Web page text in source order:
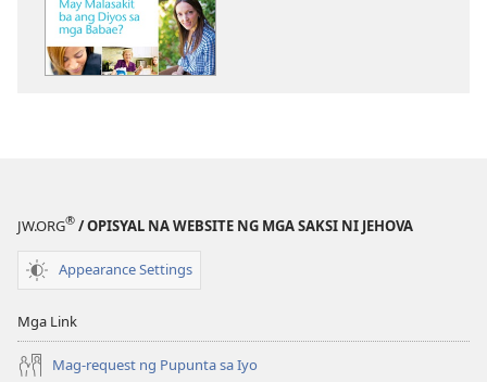
ang
Babae?
ang
Babae?
JW.ORG® / OPISYAL NA WEBSITE NG MGA SAKSI NI JEHOVA
Appearance Settings
Mga Link
Mag-request ng Pupunta sa Iyo